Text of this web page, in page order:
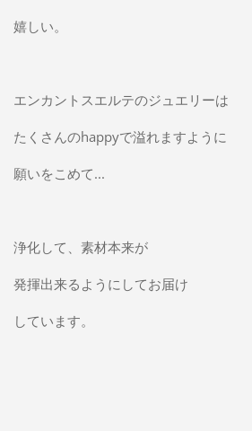
嬉しい。
エンカントスエルテのジュエリーは
たくさんのhappyで溢れますように
願いをこめて...
浄化して、素材本来が
発揮出来るようにしてお届け
しています。